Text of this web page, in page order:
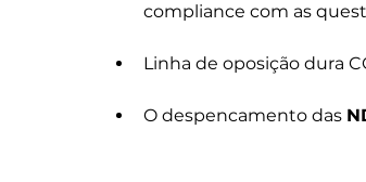
compliance com as
Linha de oposição dura
O despencamento das